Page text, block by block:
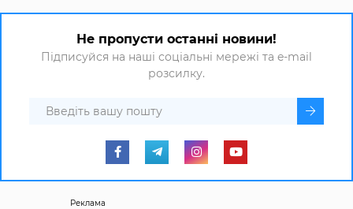
Не пропусти останні новини!
Підписуйся на наші соціальні мережі та e-mail
розсилку.
Реклама